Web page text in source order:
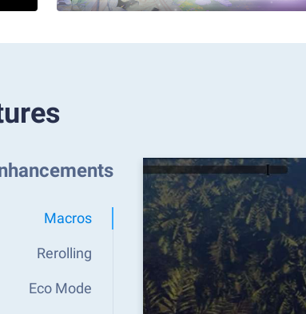
Macros
Rerolling
Eco Mode